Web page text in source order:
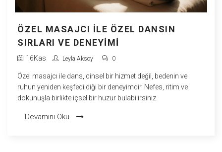
ÖZEL MASAJCI İLE ÖZEL DANSIN
SIRLARI VE DENEYIMI
16Kas Leyla Aksoy 0
Özel masajcı ile dans, cinsel bir hizmet değil, bedenin ve
ruhun yeniden keşfedildiği bir deneyimdir. Nefes, ritim ve
dokunuşla birlikte içsel bir huzur bulabilirsiniz.
Devamını Oku